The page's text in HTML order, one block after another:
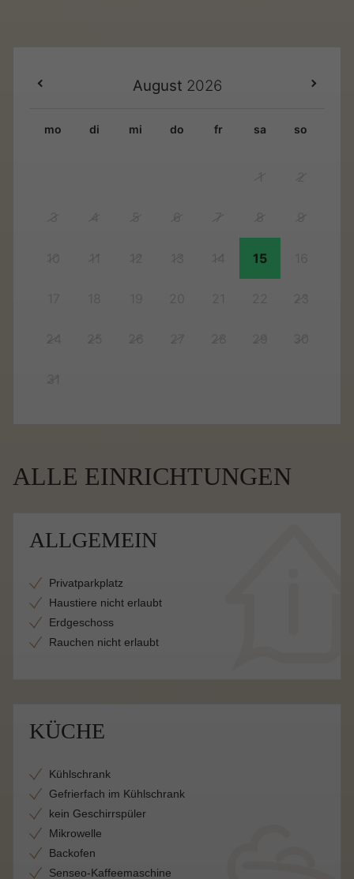
August 2026
mo di mi do fr sa so
2
3 4 6 9
10 11 14 15
24
ALLE EINRICHTUNGEN
ALLGEMEIN
Privatparkplatz
Haustiere nicht erlaubt
Erdgeschoss
Rauchen nicht erlaubt
KÜCHE
Kühlschrank
Gefrierfach im Kühlschrank
kein Geschirrspüler
Mikrowelle
Backofen
Senseo-Kaffeemaschine